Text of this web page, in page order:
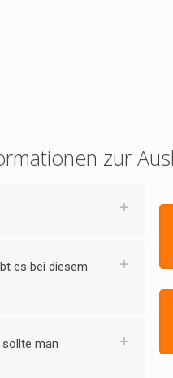
zur
es bei diesem
man